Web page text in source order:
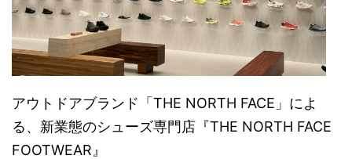
アウトドアブランド「THE NORTH FACE」によ
る、新業態のシューズ専門店『THE NORTH FACE
FOOTWEAR』